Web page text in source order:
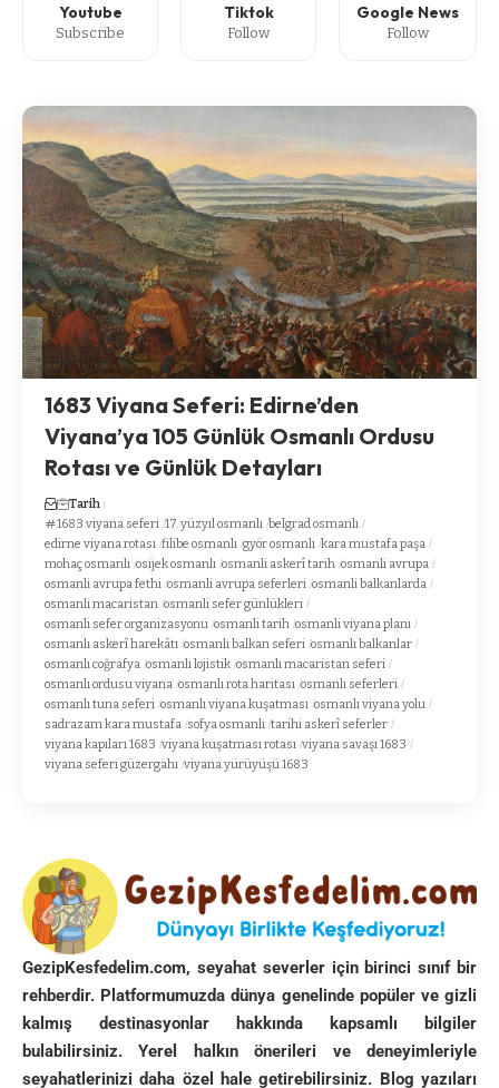
Youtube
Subscribe
Tiktok
Follow
Google News
Follow
1683 Viyana Seferi: Edirne’den
Viyana’ya 105 Günlük Osmanlı Ordusu
Rotası ve Günlük Detayları
Tarih
1683 viyana seferi 17. yüzyıl osmanlı belgrad osmanlı
edirne viyana rotası filibe osmanlı györ osmanlı kara mustafa paşa
mohaç osmanlı osijek osmanlı osmanli askerî tarih osmanli avrupa
osmanli avrupa fethi osmanli avrupa seferleri osmanli balkanlarda
osmanli macaristan osmanli sefer günlükleri
osmanli sefer organizasyonu osmanli tarih osmanli viyana planı
osmanlı askerî harekâtı osmanlı balkan seferi osmanlı balkanlar
osmanlı coğrafya osmanlı lojistik osmanlı macaristan seferi
osmanlı ordusu viyana osmanlı rota haritası osmanlı seferleri
osmanlı tuna seferi osmanlı viyana kuşatması osmanlı viyana yolu
sadrazam kara mustafa sofya osmanlı tarihi askerî seferler
viyana kapıları 1683 viyana kuşatması rotası viyana savaşı 1683
viyana seferi güzergahı viyana yürüyüşü 1683
GezipKesfedelim.com, seyahat severler için birinci sınıf bir
rehberdir. Platformumuzda dünya genelinde popüler ve gizli
kalmış destinasyonlar hakkında kapsamlı bilgiler
bulabilirsiniz. Yerel halkın önerileri ve deneyimleriyle
seyahatlerinizi daha özel hale getirebilirsiniz. Blog yazıları